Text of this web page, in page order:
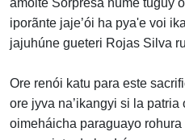
amoite Sorpresa ñúme tuguy
iporãnte jaje’ói ha pya'e voi
jajuhúne gueteri Rojas Silva
Ore renói katu para este
ore jyva na’ikangyi si la patria
oimeháicha paraguayo